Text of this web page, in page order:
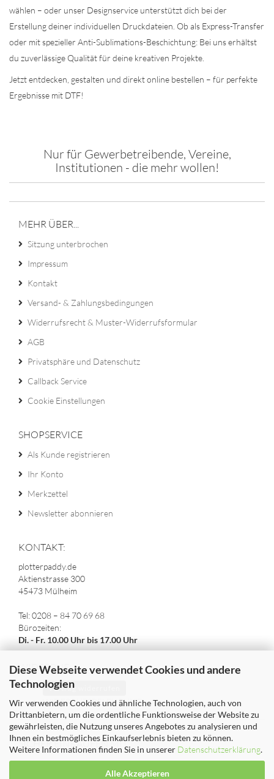
Diese Webseite verwendet Cookies und andere
Technologien
Wir verwenden Cookies und ähnliche Technologien, auch von
Drittanbietern, um die ordentliche Funktionsweise der Website zu
gewährleisten, die Nutzung unseres Angebotes zu analysieren und
Ihnen ein bestmögliches Einkaufserlebnis bieten zu können.
Weitere Informationen finden Sie in unserer Datenschutzerklärung.
Alle Akzeptieren
wählen – oder unser Designservice unterstützt dich bei der
Erstellung deiner individuellen Druckdateien. Ob als Express-Transfer
oder mit spezieller Anti-Sublimations-Beschichtung: Bei uns erhältst
du zuverlässige Qualität für deine kreativen Projekte.
Jetzt entdecken, gestalten und direkt online bestellen – für perfekte
Ergebnisse mit DTF!
Nur für Gewerbetreibende, Vereine,
Institutionen - die mehr wollen!
MEHR ÜBER...
Sitzung unterbrochen
Impressum
Kontakt
Versand- & Zahlungsbedingungen
Widerrufsrecht & Muster-Widerrufsformular
AGB
Privatsphäre und Datenschutz
Callback Service
Cookie Einstellungen
SHOPSERVICE
Als Kunde registrieren
Ihr Konto
Merkzettel
Newsletter abonnieren
KONTAKT:
plotterpaddy.de
Aktienstrasse 300
45473 Mülheim
Tel: 0208 – 84 70 69 68
Bürozeiten:
Di. - Fr. 10.00 Uhr bis 17.00 Uhr
WIDERRUF:
Vertrag widerrufen
WIDERRUFSBELEHRUNG
SICHER EINKAUFEN MIT